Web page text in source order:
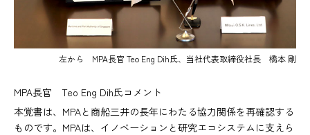
左から MPA長官 Teo Eng Dih氏、当社代表取締役社長 橋本 剛
MPA長官 Teo Eng Dih氏コメント
本覚書は、MPAと商船三井の長年にわたる協力関係を再確認する
ものです。MPAは、イノベーションと研究エコシステムに支えら